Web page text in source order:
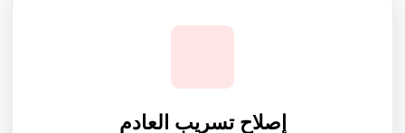
إصلاح تسريب العادم